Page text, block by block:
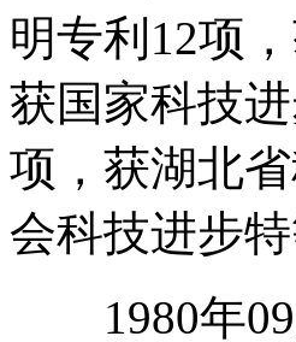
明专利12项
获国家科技
项，获湖北
会科技进步
1980年09